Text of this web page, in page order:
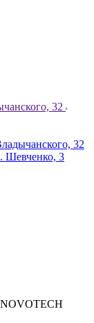
32
32
Шевченко, 3
NOVOTECH